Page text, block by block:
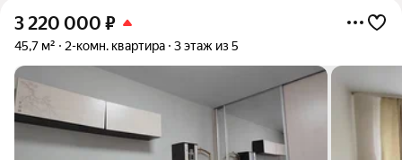
3 220 000 ₽
45,7 м² 2-комн. квартира 3 этаж из 5